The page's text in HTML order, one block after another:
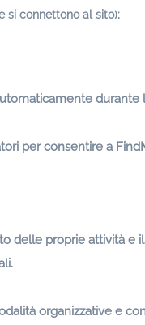
si connettono al sito);
durante
per consentire a
delle proprie attività
organizzative e